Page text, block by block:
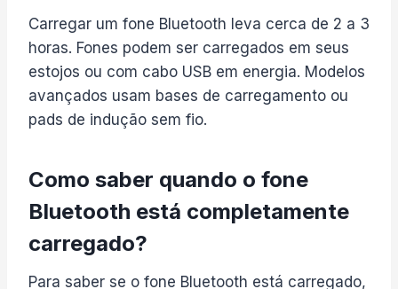
Carregar um fone Bluetooth leva cerca de 2 a 3
horas. Fones podem ser carregados em seus
estojos ou com cabo USB em energia. Modelos
avançados usam bases de carregamento ou
pads de indução sem fio.
Como saber quando o fone
Bluetooth está completamente
carregado?
Para saber se o fone Bluetooth está carregado,